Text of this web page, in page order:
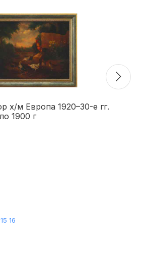
х/м Европа 1920–30-е гг.
1900 г
16